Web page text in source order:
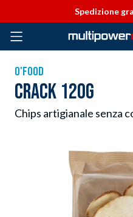
Spedizione
O'FOOD
CRACK 120G
Chips artigianale senza